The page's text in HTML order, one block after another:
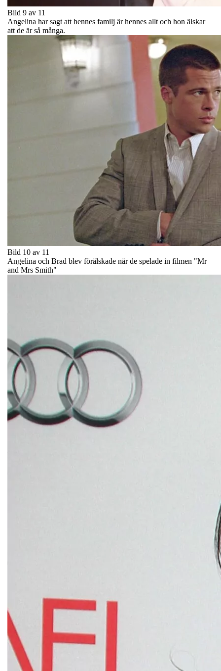
Bild 9 av 11
Angelina har sagt att hennes familj är hennes allt och hon älskar
att de är så många.
Bild 10 av 11
Angelina och Brad blev förälskade när de spelade in filmen "Mr
and Mrs Smith"